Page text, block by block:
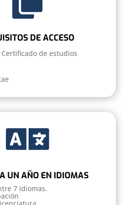
DE ACCESO
Certificado de estudios

UN AÑO EN IDIOMAS
7 idiomas.